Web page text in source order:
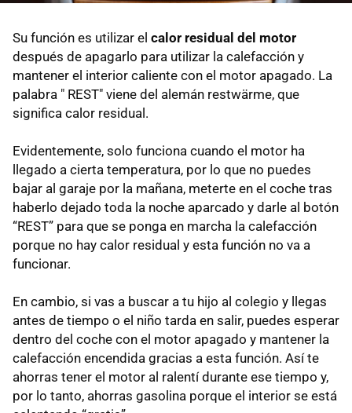
Su función es utilizar el calor residual del motor
después de apagarlo para utilizar la calefacción y
mantener el interior caliente con el motor apagado. La
palabra " REST" viene del alemán restwärme, que
significa calor residual.
Evidentemente, solo funciona cuando el motor ha
llegado a cierta temperatura, por lo que no puedes
bajar al garaje por la mañana, meterte en el coche tras
haberlo dejado toda la noche aparcado y darle al botón
“REST” para que se ponga en marcha la calefacción
porque no hay calor residual y esta función no va a
funcionar.
En cambio, si vas a buscar a tu hijo al colegio y llegas
antes de tiempo o el niño tarda en salir, puedes esperar
dentro del coche con el motor apagado y mantener la
calefacción encendida gracias a esta función. Así te
ahorras tener el motor al ralentí durante ese tiempo y,
por lo tanto, ahorras gasolina porque el interior se está